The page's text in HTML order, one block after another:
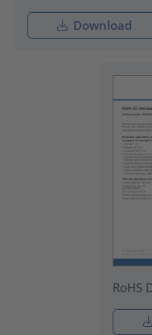
Download
RoHS